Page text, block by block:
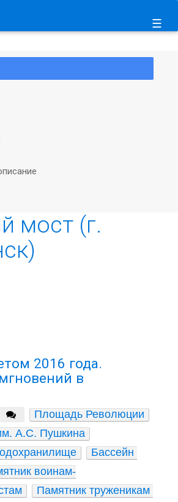
☰
мост (г.
2016 года.
в
Площадь Революции
А.С. Пушкина
Бассейн
воинам-
Памятник труженикам